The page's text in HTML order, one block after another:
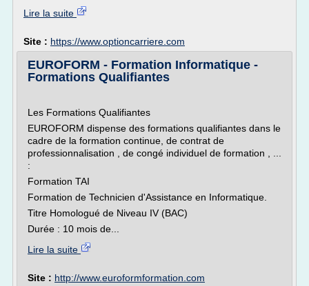
Lire la suite
Site : https://www.optioncarriere.com
EUROFORM - Formation Informatique -
Formations Qualifiantes
Les Formations Qualifiantes
EUROFORM dispense des formations qualifiantes dans le
cadre de la formation continue, de contrat de
professionnalisation , de congé individuel de formation , ...
:
Formation TAI
Formation de Technicien d'Assistance en Informatique.
Titre Homologué de Niveau IV (BAC)
Durée : 10 mois de...
Lire la suite
Site : http://www.euroformformation.com